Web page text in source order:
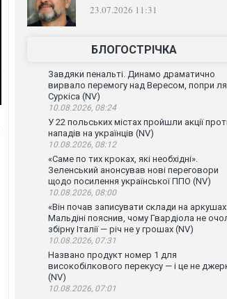
23.07.2026 11:31
БЛОГОСТРІЧКА
Завдяки пенальті. Динамо драматично
вирвало перемогу над Вересом, попри
Суркіса (NV)
10.08.2026, 08:24
У 22 польських містах пройшли акції
нападів на українців (NV)
10.08.2026, 08:12
«Саме по тих кроках, які необхідні».
Зеленський анонсував нові переговори
щодо посилення української ППО (NV)
10.08.2026, 08:00
«Він почав записувати склади на
Мальдіні пояснив, чому Гвардіола не
збірну Італії — річ не у грошах (NV)
10.08.2026, 07:31
Названо продукт номер 1 для
високобілкового перекусу — і це не
(NV)
10.08.2026, 07:01